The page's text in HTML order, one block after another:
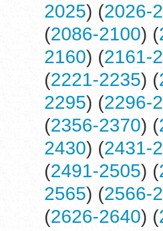
2025) (2026-
(2086-2100) (
2160) (2161-
(2221-2235) (
2295) (2296-
(2356-2370) (
2430) (2431-
(2491-2505) (
2565) (2566-
(2626-2640) (